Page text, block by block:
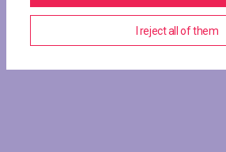
I reject all of them